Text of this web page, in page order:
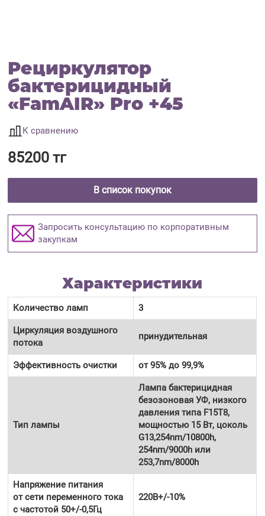
Рециркулятор
бактерицидный
«FamAIR» Pro +45
К сравнению
85200 тг
В список покупок
Запросить консультацию по корпоративным
закупкам
Характеристики
Количество ламп 3
Циркуляция воздушного
потока
принудительная
Эффективность очистки от 95% до 99,9%
Тип лампы
Лампа бактерицидная
безозоновая УФ, низкого
давления типа F15T8,
мощностью 15 Вт, цоколь
G13,254nm/10800h,
254nm/9000h или
253,7nm/8000h
Напряжение питания
от сети переменного тока
с частотой 50+/-0,5Гц
220В+/-10%